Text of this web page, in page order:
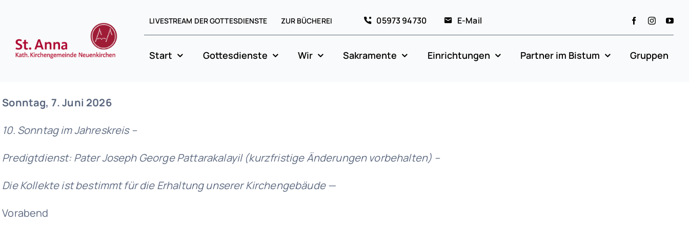
content
LIVESTREAM DER GOTTESDIENSTE ZUR BÜCHEREI 05973 94730 E-Mail
Start Gottesdienste Wir Sakramente Einrichtungen Partner im Bistum Gruppen
Sonntag, 7. Juni 2026
10. Sonntag im Jahreskreis –
Predigtdienst: Pater Joseph George Pattarakalayil (kurzfristige Änderungen vorbehalten) –
Die Kollekte ist bestimmt für die Erhaltung unserer Kirchengebäude —
Vorabend